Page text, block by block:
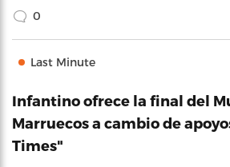
0
Last Minute
Infantino ofrece la final del
Marruecos a cambio de
Times"